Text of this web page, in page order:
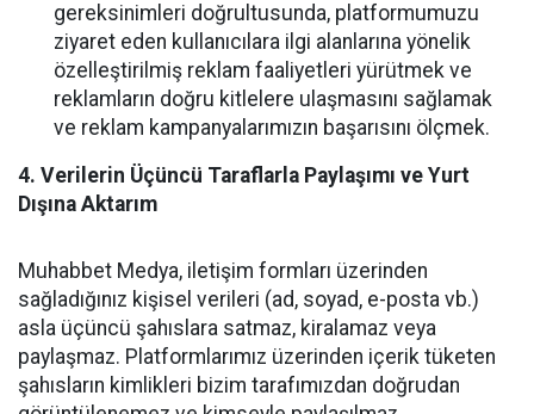
gereksinimleri doğrultusunda, platformumuzu
ziyaret eden kullanıcılara ilgi alanlarına yönelik
özelleştirilmiş reklam faaliyetleri yürütmek ve
reklamların doğru kitlelere ulaşmasını sağlamak
ve reklam kampanyalarımızın başarısını ölçmek.
4. Verilerin Üçüncü Taraflarla Paylaşımı ve Yurt
Dışına Aktarım
Muhabbet Medya, iletişim formları üzerinden
sağladığınız kişisel verileri (ad, soyad, e-posta vb.)
asla üçüncü şahıslara satmaz, kiralamaz veya
paylaşmaz. Platformlarımız üzerinden içerik tüketen
şahısların kimlikleri bizim tarafımızdan doğrudan